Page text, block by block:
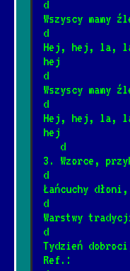
Dzieci
* Była
* Never
d
Wszyscy mamy
d
Hej, hej, la,
hej
d
Wszyscy mamy
d
Hej, hej, la,
hej
d
3. Wzorce,
d
Łańcuchy
d
Warstwy
d
Tydzień
Ref.: